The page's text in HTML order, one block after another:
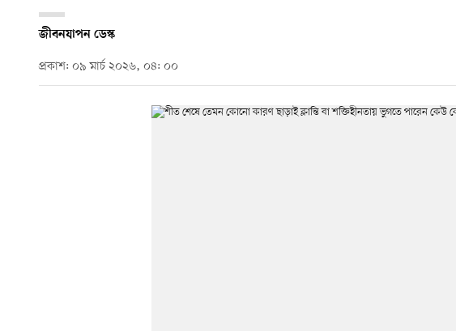
জীবনযাপন ডেস্ক
প্রকাশ: ০৯ মার্চ ২০২৬, ০৪: ০০